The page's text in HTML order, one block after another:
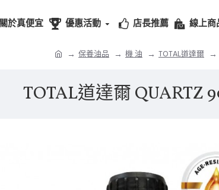
關於真便宜 優惠活動 店長推薦 線上商
保養油品 機 油 TOTAL道達爾
TOTAL道達爾 QUARTZ